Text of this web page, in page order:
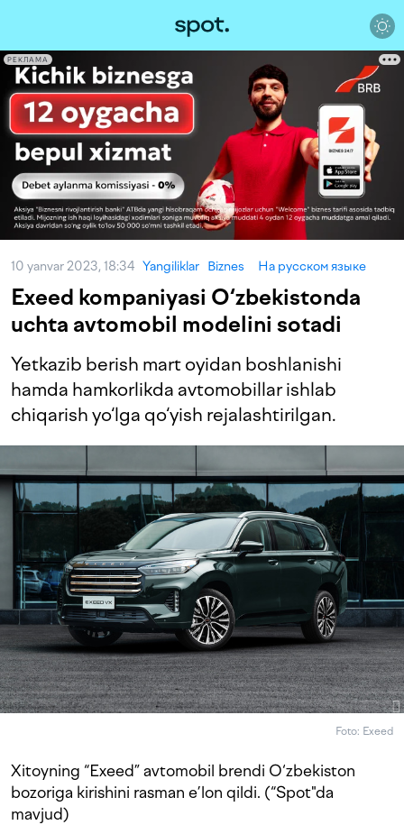
РЕКЛАМА
10 yanvar 2023, 18:34 Yangiliklar Biznes На русском языке
Exeed kompaniyasi O‘zbekistonda
uchta avtomobil modelini sotadi
Yetkazib berish mart oyidan boshlanishi
hamda hamkorlikda avtomobillar ishlab
chiqarish yo‘lga qo‘yish rejalashtirilgan.
Foto: Exeed
Xitoyning “Exeed” avtomobil brendi O‘zbekiston
bozoriga kirishini rasman e’lon qildi. (“Spot"da
mavjud)